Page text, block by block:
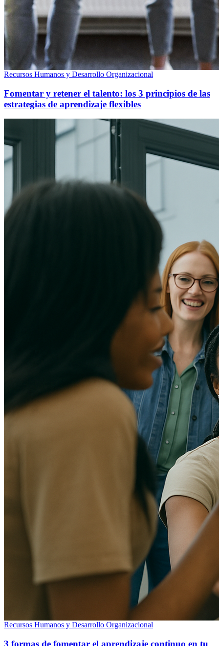
Recursos Humanos y Desarrollo Organizacional
Fomentar y retener el talento: los 3 principios de las
estrategias de aprendizaje flexibles
Recursos Humanos y Desarrollo Organizacional
3 formas de fomentar el aprendizaje continuo en tu